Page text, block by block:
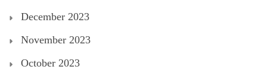
December 2023
November 2023
October 2023